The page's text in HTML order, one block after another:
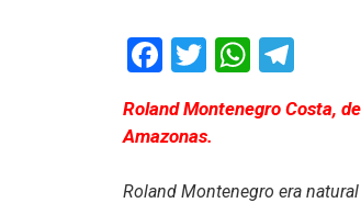
Facebook
Twitter
Roland Montenegro Costa,
Amazonas.
Roland Montenegro era